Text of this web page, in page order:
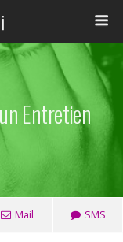
Entretien
Mail SMS